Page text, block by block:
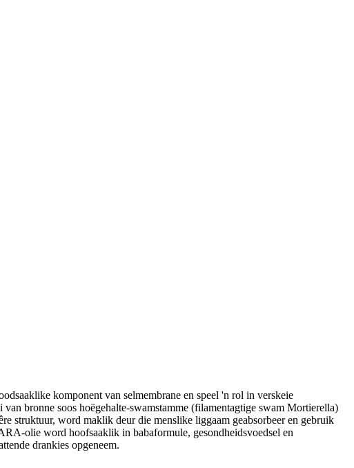
komponent van selmembrane en speel 'n rol in verskeie
bronne soos hoëgehalte-swamstamme (filamentagtige swam Mortierella)
struktuur, word maklik deur die menslike liggaam geabsorbeer en gebruik
olie word hoofsaaklik in babaformule, gesondheidsvoedsel en
drankies opgeneem.